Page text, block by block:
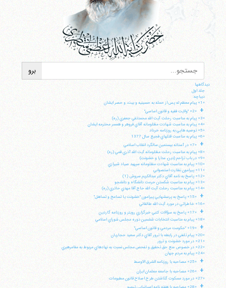
دیدگاهها
جلد اول
ديباچه:
«1» پيام معظم له پس از حمله به حسينيه و بيت، و حصر ايشان
+
«2» "ولايت فقيه و قانون اساسي"
«3» پيام به مناسبت رحلت آيت الله محمدتقي جعفري (ره)
«4» پيام به مناسبت شهادت مظلومانه آقاي فروهر و همسر محترمه ايشان
«5» توصيه هايي به روزنامه خرداد
«6» پيام به مناسبت قتلهاي فجيع سال 1377
+
«7» در آستانه بيستمين سالگرد انقلاب اسلامي
«8» پيام به مناسبت رحلت مظلومانه آيت الله آذري قمي (ره)
«9» در باب تزاحم (دين، مدارا و خشونت)
«10» پيام به مناسبت شهادت مظلومانه سپهبد صياد شيرازي
«11» پيرامون نظارت استصوابي
«12» پاسخ به نامه آقاي دكتر عبدالكريم سروش (1)
«13» پيام به مناسبت شكستن حرمت دانشگاه و دانشجو
«14» پپام به مناسبت رحلت آيت الله حاج آقا مهدي حائري (ره)
+
«15» پاسخ به پرسشهايي پيرامون "خشونت يا تسامح و تساهل"
«16» خاطراتي در مورد آيت الله طالقاني
+
«17» پاسخ به سؤالات كتبي خبرگزاري رويتر و روزنامه گاردين
«18» پيام به مناسبت انتخابات ششمين دوره مجلس شوراي اسلامي
+
«19» "حكومت مردمي و قانون اساسي"
«20» پيام تلفني در رابطه با ترور آقاي دكتر سعيد حجاريان
«21» در مورد خشونت و ترور
«22» در خصوص منع حق تحقيق و تفحص مجلس نسبت به نهادهاي مربوط به مقامرهبري
«24» پيام به مردم جهان
+ «25» مصاحبه با روزنامه الشرق الاوسط
+
«26» مصاحبه با جامعه معلمان ايران
«27» در مورد مسكوت گذاشتن طرح اصلاح قانون مطبوعات